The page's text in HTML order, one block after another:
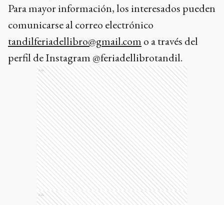
Para mayor información, los interesados pueden
comunicarse al correo electrónico
tandilferiadellibro@gmail.com o a través del
perfil de Instagram @feriadellibrotandil.
Ads
Ads